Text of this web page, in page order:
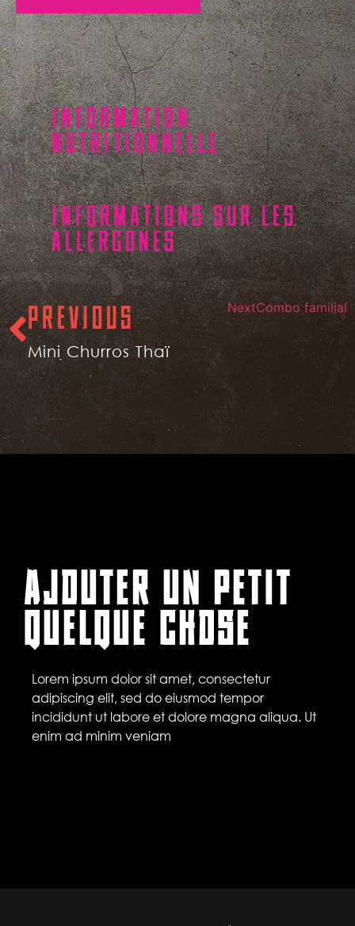
INFORMATION
NUTRITIONNELLE
INFORMATIONS SUR LES
ALLERGONES
PREVIOUS
Mini Churros Thaï
NextCombo familial
AJOUTER UN PETIT
QUELQUE CHOSE
Lorem ipsum dolor sit amet, consectetur
adipiscing elit, sed do eiusmod tempor
incididunt ut labore et dolore magna aliqua. Ut
enim ad minim veniam